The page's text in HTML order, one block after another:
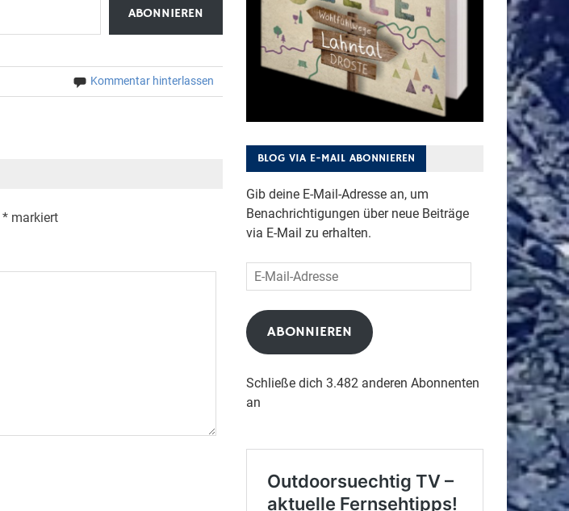
ABONNIEREN
Kommentar hinterlassen
*markiert
BLOG VIA E-MAIL ABONNIEREN
Gib deine E-Mail-Adresse an, um
Benachrichtigungen über neue Beiträge
via E-Mail zu erhalten.
E-
Mail-
Adresse
ABONNIEREN
Schließe dich 3.482 anderen Abonnenten
an